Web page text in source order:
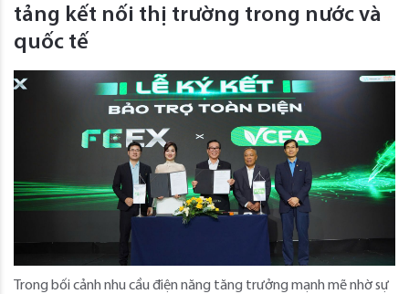
tảng kết nối thị trường trong nước và
quốc tế
Trong bối cảnh nhu cầu điện năng tăng trưởng mạnh mẽ nhờ sự